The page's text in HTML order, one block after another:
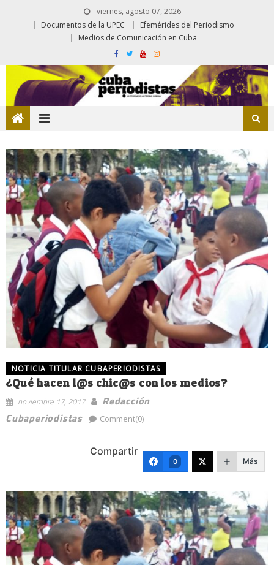
viernes, agosto 07, 2026
Documentos de la UPEC
Efemérides del Periodismo
Medios de Comunicación en Cuba
NOTICIA TITULAR CUBAPERIODISTAS
¿Qué hacen l@s chic@s con los medios?
noviembre 17, 2017
Redacción
Cubaperiodistas
Comment(0)
Compartir
0 Más